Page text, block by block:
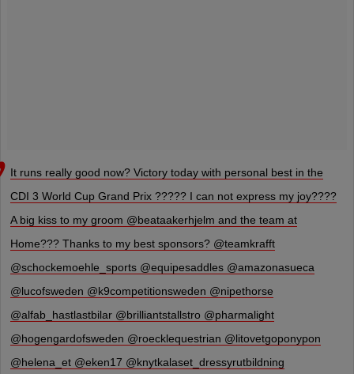
It runs really good now? Victory today with personal best in the
CDI 3 World Cup Grand Prix ????? I can not express my joy????
A big kiss to my groom @beataakerhjelm and the team at
Home??? Thanks to my best sponsors? @teamkrafft
@schockemoehle_sports @equipesaddles @amazonasueca
@lucofsweden @k9competitionsweden @nipethorse
@alfab_hastlastbilar @brilliantstallstro @pharmalight
@hogengardofsweden @roecklequestrian @litovetgoponypon
@helena_et @eken17 @knytkalaset_dressyrutbildning